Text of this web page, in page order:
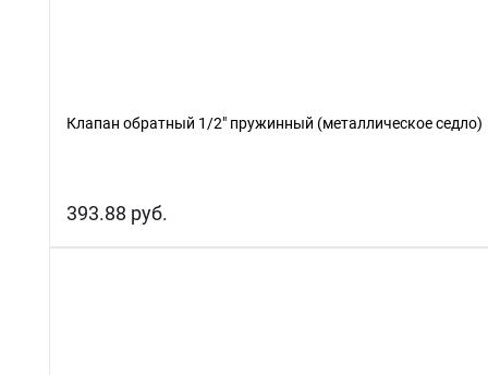
Клапан обратный 1/2" пружинный (металлическое седло)
393.88 руб.